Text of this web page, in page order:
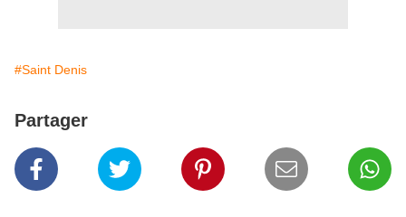
#Saint Denis
Partager